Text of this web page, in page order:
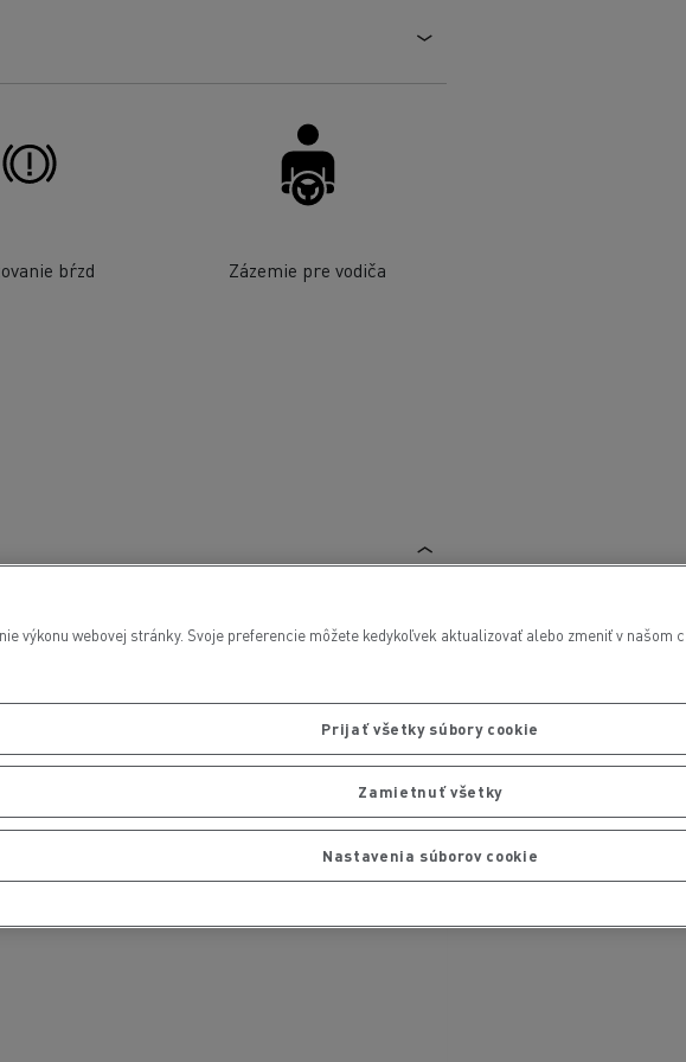
bŕzd Zázemie pre vodiča
výkonu webovej stránky. Svoje preferencie môžete kedykoľvek aktualizovať alebo zmeniť v
Prijať všetky súbory cookie
Zamietnuť všetky
Nastavenia súborov cookie